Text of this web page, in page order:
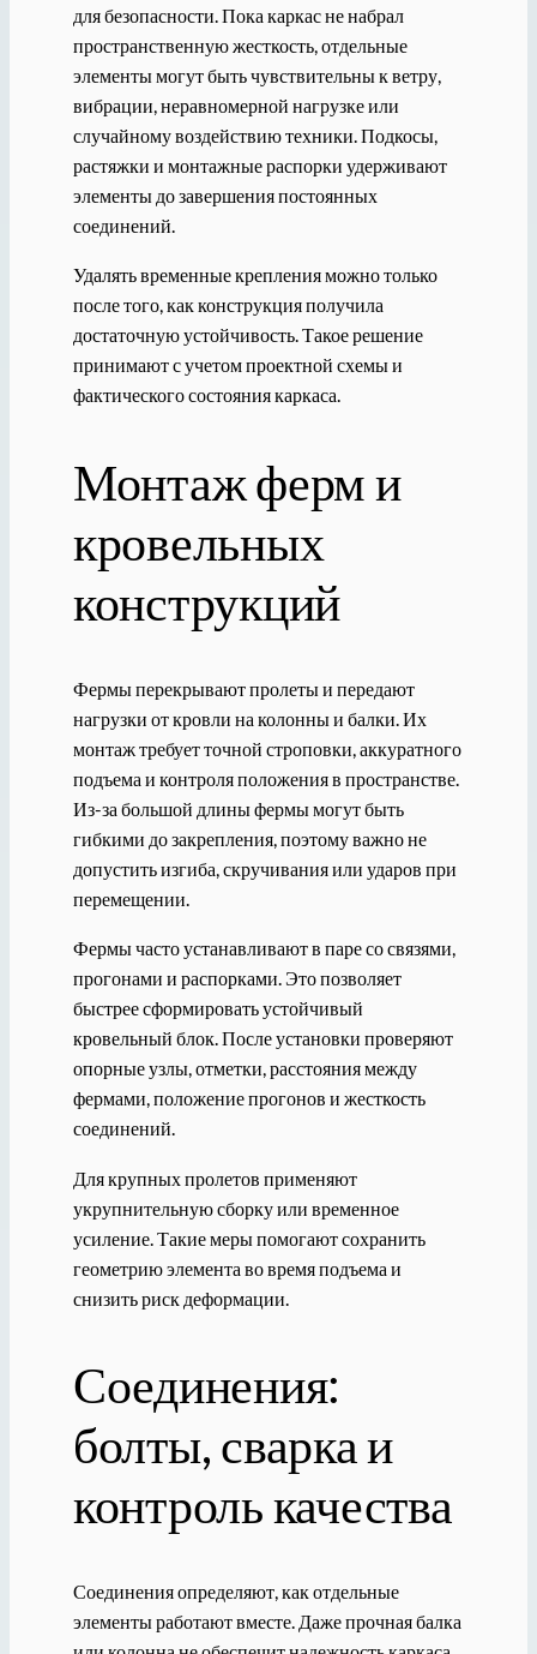
для безопасности. Пока каркас не набрал
пространственную жесткость, отдельные
элементы могут быть чувствительны к ветру,
вибрации, неравномерной нагрузке или
случайному воздействию техники. Подкосы,
растяжки и монтажные распорки удерживают
элементы до завершения постоянных
соединений.
Удалять временные крепления можно только
после того, как конструкция получила
достаточную устойчивость. Такое решение
принимают с учетом проектной схемы и
фактического состояния каркаса.
Монтаж ферм и
кровельных
конструкций
Фермы перекрывают пролеты и передают
нагрузки от кровли на колонны и балки. Их
монтаж требует точной строповки, аккуратного
подъема и контроля положения в пространстве.
Из-за большой длины фермы могут быть
гибкими до закрепления, поэтому важно не
допустить изгиба, скручивания или ударов при
перемещении.
Фермы часто устанавливают в паре со связями,
прогонами и распорками. Это позволяет
быстрее сформировать устойчивый
кровельный блок. После установки проверяют
опорные узлы, отметки, расстояния между
фермами, положение прогонов и жесткость
соединений.
Для крупных пролетов применяют
укрупнительную сборку или временное
усиление. Такие меры помогают сохранить
геометрию элемента во время подъема и
снизить риск деформации.
Соединения:
болты, сварка и
контроль качества
Соединения определяют, как отдельные
элементы работают вместе. Даже прочная балка